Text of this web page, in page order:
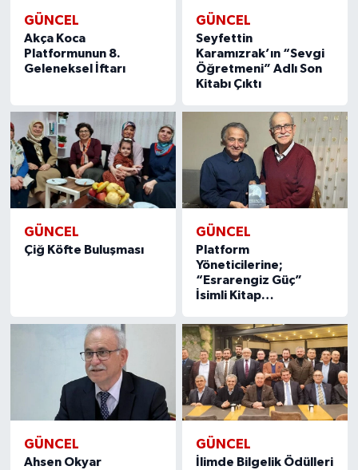
GÜNCEL
Akça Koca
Platformunun 8.
Geleneksel İftarı
GÜNCEL
Seyfettin
Karamızrak’ın “Sevgi
Öğretmeni” Adlı Son
Kitabı Çıktı
GÜNCEL
Çiğ Köfte Buluşması
GÜNCEL
Platform
Yöneticilerine;
“Esrarengiz Güç”
İsimli Kitap…
GÜNCEL
Ahsen Okyar
GÜNCEL
İlimde Bilgelik Ödülleri